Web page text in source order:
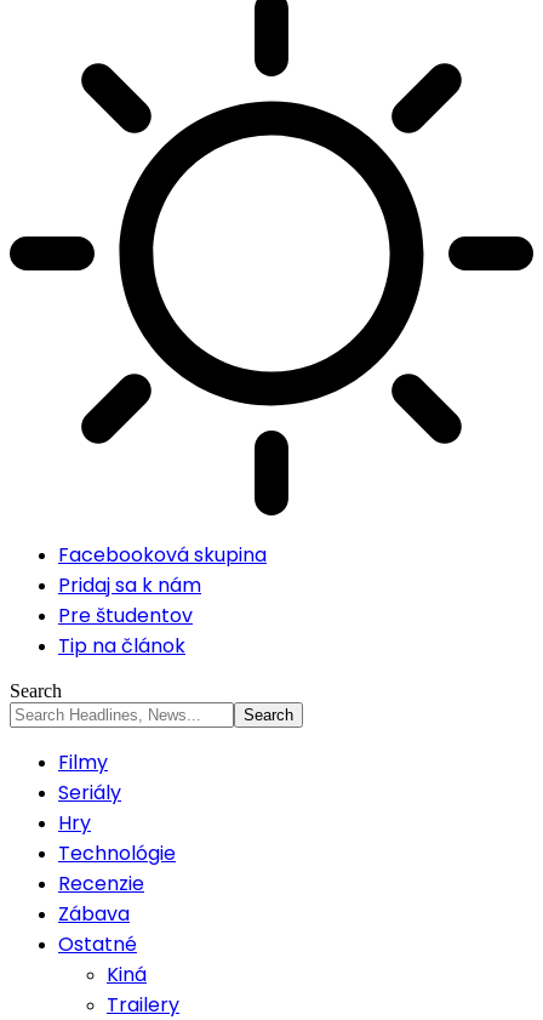
Facebooková skupina
Pridaj sa k nám
Pre študentov
Tip na článok
Search
Filmy
Seriály
Hry
Technológie
Recenzie
Zábava
Ostatné
Kiná
Trailery